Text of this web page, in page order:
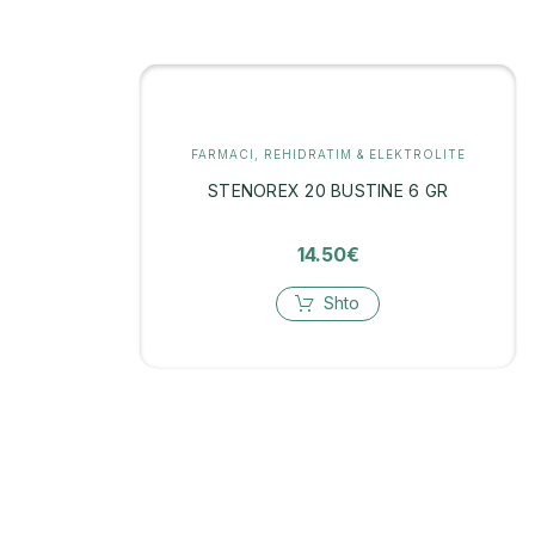
FARMACI REHIDRATIM & ELEKTROLITE
STENOREX 20 BUSTINE 6 GR
14.50€
Shto